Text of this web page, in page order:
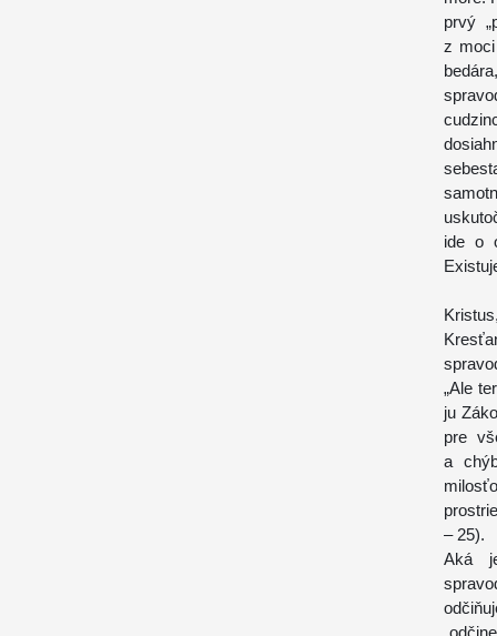
prvý
z
ide o
„Ale
ju
pre
a
– 25).
Aká